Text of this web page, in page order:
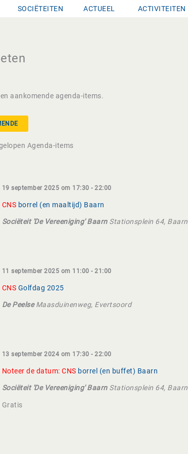
SOCIËTEITEN ACTUEEL ACTIVITEITEN
aankomende agenda-items.
Agenda-items
19 september 2025 om 17:30 - 22:00
CNS borrel (en maaltijd) Baarn
Sociëteit 'De Vereeniging' Baarn Stationsplein 64, Baarn
11 september 2025 om 11:00 - 21:00
CNS Golfdag 2025
De PeelseMaasduinenweg, Evertsoord
13 september 2024 om 17:30 - 22:00
Noteer de datum: CNS borrel (en buffet) Baarn
Sociëteit 'De Vereeniging' Baarn Stationsplein 64, Baarn
Gratis